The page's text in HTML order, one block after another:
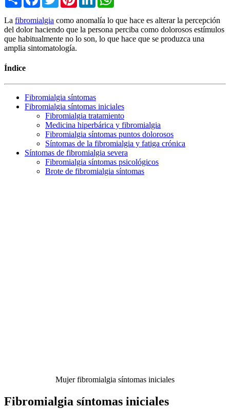
La fibromialgia como anomalía lo que hace es alterar la percepción
del dolor haciendo que la persona perciba como dolorosos estímulos
que habitualmente no lo son, lo que hace que se produzca una
amplia sintomatología.
Índice
Fibromialgia síntomas
Fibromialgia síntomas iniciales
Fibromialgia tratamiento
Medicina hiperbárica y fibromialgia
Fibromialgia síntomas puntos dolorosos
Síntomas de la fibromialgia y fatiga crónica
Síntomas de fibromialgia severa
Fibromialgia síntomas psicológicos
Brote de fibromialgia síntomas
Mujer fibromialgia síntomas iniciales
Fibromialgia síntomas iniciales